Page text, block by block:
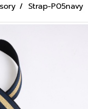
Strap-P05navy